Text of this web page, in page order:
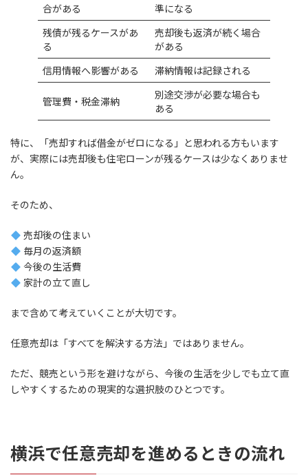
合がある
準になる
残債が残るケースがあ
る
売却後も返済が続く場合
がある
信用情報へ影響がある
滞納情報は記録される
管理費・税金滞納
別途交渉が必要な場合も
ある
特に、「売却すれば借金がゼロになる」と思われる方もいます
が、実際には売却後も住宅ローンが残るケースは少なくありませ
ん。
そのため、
売却後の住まい
毎月の返済額
今後の生活費
家計の立て直し
まで含めて考えていくことが大切です。
任意売却は「すべてを解決する方法」ではありません。
ただ、競売という形を避けながら、今後の生活を少しでも立て直
しやすくするための現実的な選択肢のひとつです。
横浜で任意売却を進めるときの流れ